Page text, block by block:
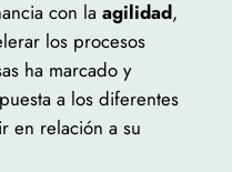
con la agilidad,
los procesos
ha marcado y
a los diferentes
en relación a su